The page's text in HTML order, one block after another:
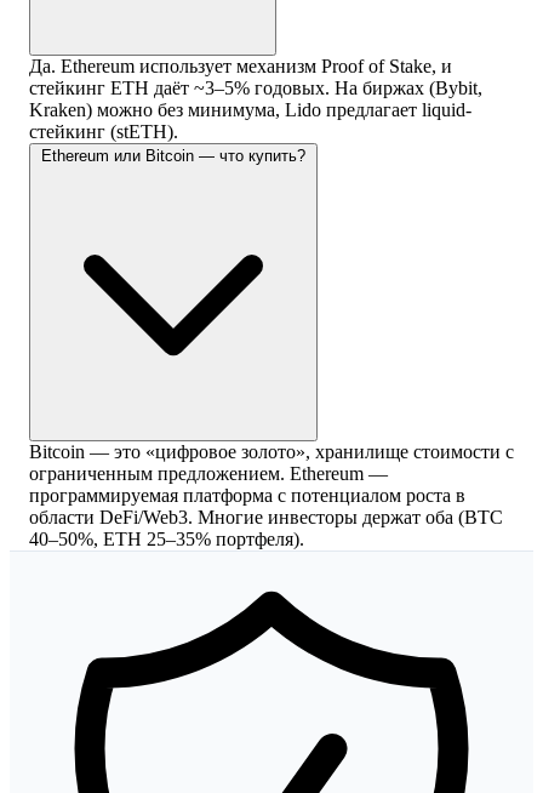
Да. Ethereum использует механизм Proof of Stake, и
стейкинг ETH даёт ~3–5% годовых. На биржах (Bybit,
Kraken) можно без минимума, Lido предлагает liquid-
стейкинг (stETH).
Ethereum или Bitcoin — что купить?
Bitcoin — это «цифровое золото», хранилище стоимости с
ограниченным предложением. Ethereum —
программируемая платформа с потенциалом роста в
области DeFi/Web3. Многие инвесторы держат оба (BTC
40–50%, ETH 25–35% портфеля).